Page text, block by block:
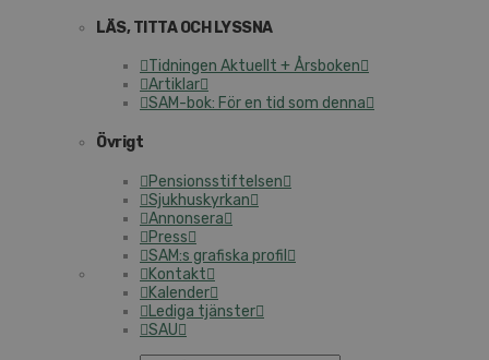
LÄS, TITTA OCH LYSSNA
Tidningen Aktuellt + Årsboken
Artiklar
SAM-bok: För en tid som denna
Övrigt
Pensionsstiftelsen
Sjukhuskyrkan
Annonsera
Press
SAM:s grafiska profil
Kontakt
Kalender
Lediga tjänster
SAU